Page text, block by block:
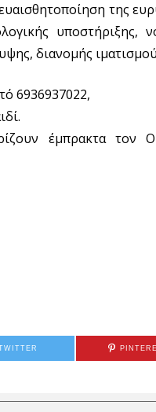
της
υποστήριξης,
διανομής
6936937022,
έμπρακτα τον